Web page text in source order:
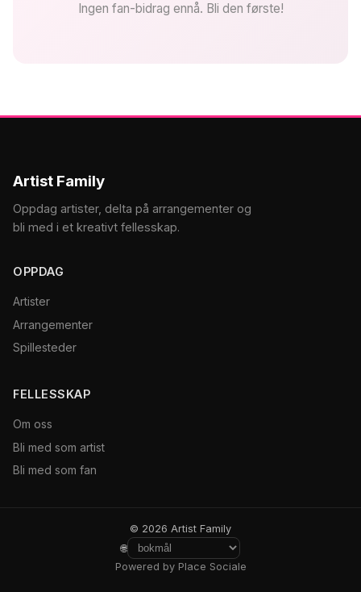
Ingen fan-bidrag ennå. Bli den første!
Artist Family
Oppdag artister, delta på arrangementer og
bli med i et kreativt fellesskap.
OPPDAG
Artister
Arrangementer
Spillesteder
FELLESSKAP
Om oss
Bli med som artist
Bli med som fan
© 2026 Artist Family
🌐
Powered by Place Sociale